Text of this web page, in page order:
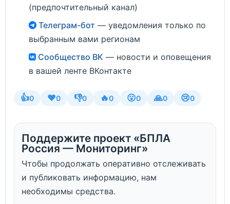
(предпочтительный канал)
Телеграм-бот — уведомления только по
выбранным вами регионам
Сообщество ВК — новости и оповещения
в вашей ленте ВКонтакте
👍0 ❤️0 👎0 🔥0 😮0 🙏0 😢0
Поддержите проект «БПЛА
Россия — Мониторинг»
Чтобы продолжать оперативно отслеживать
и публиковать информацию, нам
необходимы средства.